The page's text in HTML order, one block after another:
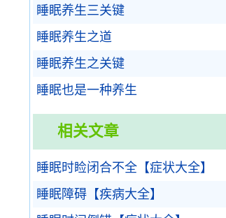
睡眠养生三关键
睡眠养生之道
睡眠养生之关键
睡眠也是一种养生
相关文章
睡眠时睑闭合不全【症状大全】
睡眠障碍【疾病大全】